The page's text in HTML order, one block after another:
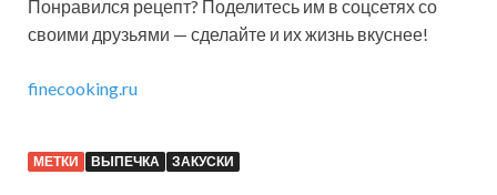
Понравился рецепт? Поделитесь им в соцсетях со
своими друзьями — сделайте и их жизнь вкуснее!
finecooking.ru
МЕТКИ ВЫПЕЧКА ЗАКУСКИ